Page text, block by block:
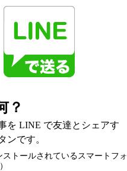
？
を LINE で友達とシェアす
ンです。
ストールされているスマートフォ